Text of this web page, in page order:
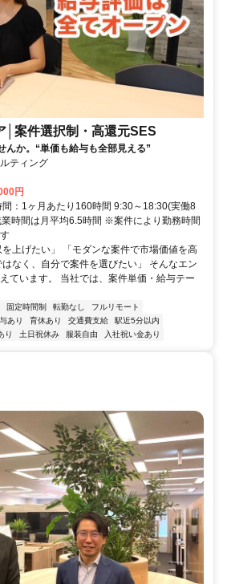
│案件選択制・高還元SES
んか。“単価も給与も全部見える”
ティング
円
：1ヶ月あたり160時間 9:30～18:30(実働8
時間は月平均6.5時間 ※案件により勤務時間
上げたい」 「モダンな案件で市場価値を高
なく、自分で案件を選びたい」 そんなエン
ています。 当社では、案件単価・給与テー
固定時間制 転勤なし
フルリモート
あり 育休あり 交通費支給
駅近5分以内
り 土日祝休み 服装自由 入社祝い金あり